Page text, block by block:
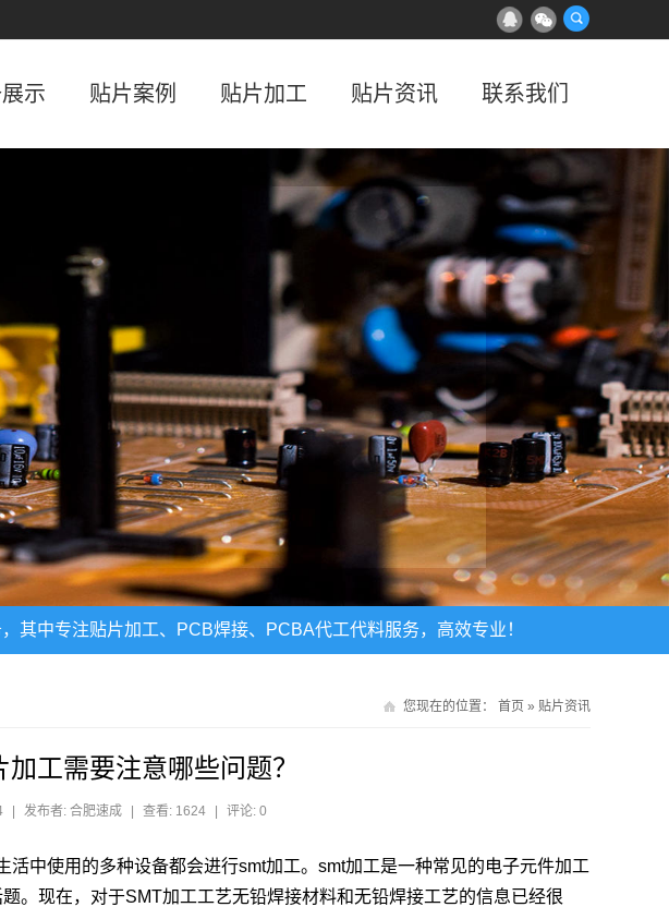
示 贴片案例 贴片加工 贴片资讯 联系我们
其中专注贴片加工、PCB焊接、PCBA代工代料服务，高效专业！
您现在的位置： 首页 » 贴片资讯
加工需要注意哪些问题？
发布者: 合肥速成 查看: 1624 评论: 0
中使用的多种设备都会进行smt加工。smt加工是一种常见的电子元件加工
。现在，对于SMT加工工艺无铅焊接材料和无铅焊接工艺的信息已经很